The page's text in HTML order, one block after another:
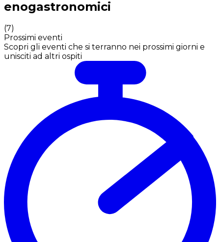
enogastronomici
(7)
Prossimi eventi
Scopri gli eventi che si terranno nei prossimi giorni e
unisciti ad altri ospiti